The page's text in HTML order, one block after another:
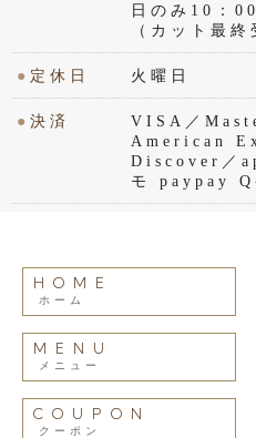
日のみ10：
（カット最
● 定休日 火曜日
●決済
VISA／
American
Discover／
モ paypay
HOME
ホーム
MENU
メニュー
COUPON
クーポン